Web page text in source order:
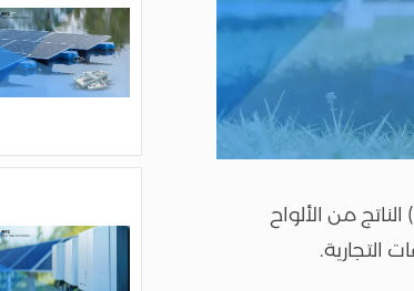
إنفرتر الطاقة الشمسية هو الوحدة الحيوية المسئولة عن تحويل التيار المستمر (DC) الناتج من الألواح